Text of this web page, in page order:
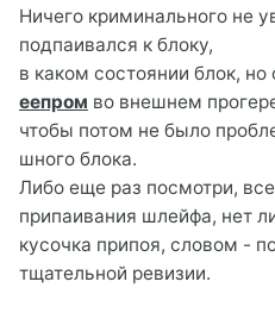
Ничего криминального не
подпаивался к блоку,
в каком состоянии блок,
еепром во внешнем
чтобы потом не было
шного блока.
Либо еще раз посмотри,
припаивания шлейфа, нет
кусочка припоя, словом -
тщательной ревизии.